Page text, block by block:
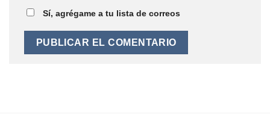
Sí, agrégame a tu lista de correos